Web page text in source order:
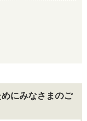
にみなさまのご